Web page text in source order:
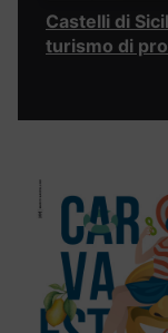
Castelli di
turismo di